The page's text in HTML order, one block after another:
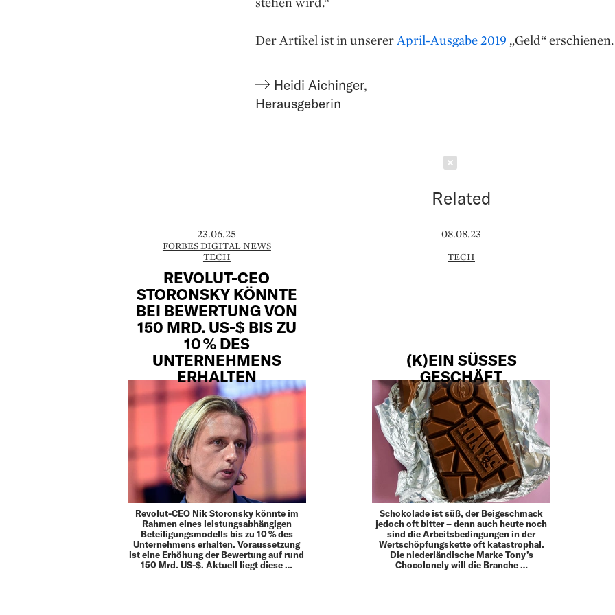
Der Artikel ist in unsererApril-Ausgabe 2019 „Geld“ erschienen.
Heidi Aichinger,
Herausgeberin
Related
23.06.25
FORBES DIGITAL NEWS
TECH
REVOLUT-CEO
STORONSKY KÖNNTE
BEI BEWERTUNG VON
150 MRD. US-$ BIS ZU
10 % DES
UNTERNEHMENS
ERHALTEN
Revolut-CEO Nik Storonsky könnte im
Rahmen eines leistungsabhängigen
Beteiligungsmodells bis zu 10 % des
Unternehmens erhalten. Voraussetzung
ist eine Erhöhung der Bewertung auf rund
150 Mrd. US-$. Aktuell liegt diese …
08.08.23
TECH
(K)EIN SÜSSES G
ESCHÄFT
Schokolade ist süß, der Beigeschmack
jedoch oft bitter – denn auch heute noch
sind die Arbeitsbedingungen in der
Wertschöpfungskette oft katastrophal.
Die niederländische Marke Tony’s
Chocolonely will die Branche …